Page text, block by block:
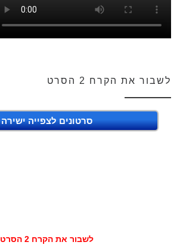
לשבור את הקרח 2 הסרט
סרטונים לצפייה ישירה
לשבור את הקרח 2 הסרט